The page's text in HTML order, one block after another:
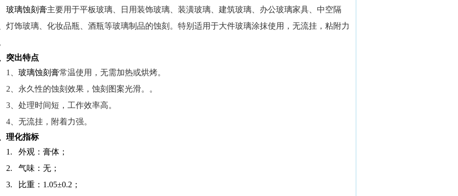
玻璃蚀刻膏主要用于平板玻璃、日用装饰玻璃、装潢玻璃、建筑玻璃、办公玻璃家具、中空隔
灯饰玻璃、化妆品瓶、酒瓶等玻璃制品的蚀刻。特别适用于大件玻璃涂抹使用，无流挂，粘附力
突出特点
1
玻璃蚀刻膏常温使用，无需加热或烘烤。
2 、永久性的蚀刻效果，蚀刻图案光滑。。
3、处理时间短，工作效率高。
4、无流挂，附着力强。
理化指标
1.
外观：膏体；
2.
气味：无；
3.
比重： 1.05±0.2 ；